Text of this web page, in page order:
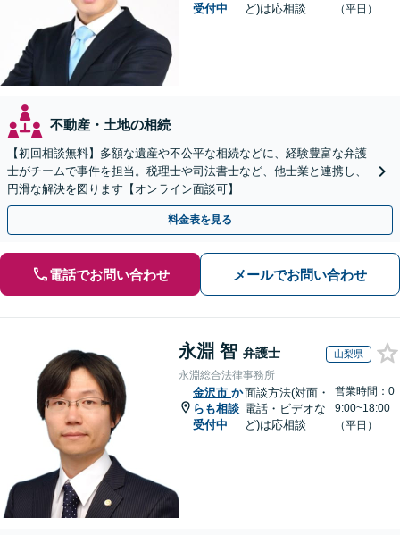
受付中
ど)は応相談
（平日）
不動産・土地の相続
【初回相談無料】多額な遺産や不公平な相続などに、経験豊富な弁護
士がチームで事件を担当。税理士や司法書士など、他士業と連携し、
円滑な解決を図ります【オンライン面談可】
料金表を見る
電話でお問い合わせ メールでお問い合わせ
永淵 智 弁護士 山梨県
永淵総合法律事務所
金沢市 か
らも相談
受付中
面談方法(対面・
電話・ビデオな
ど)は応相談
営業時間：0
9:00~18:00
（平日）